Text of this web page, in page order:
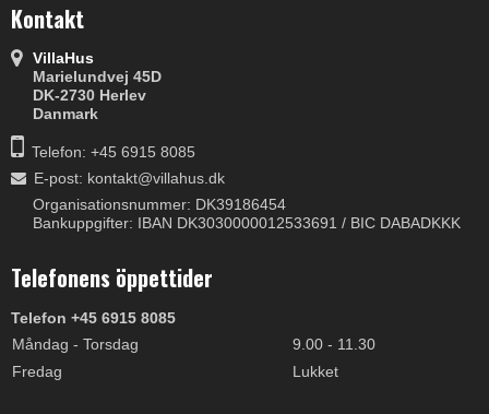
Kontakt
VillaHus
Marielundvej 45D
DK-2730 Herlev
Danmark
Telefon: +45 6915 8085
E-post: kontakt@villahus.dk
Organisationsnummer: DK39186454
Bankuppgifter: IBAN DK3030000012533691 / BIC DABADKKK
Telefonens öppettider
Telefon +45 6915 8085
Måndag - Torsdag
9.00 - 11.30
Fredag
Lukket